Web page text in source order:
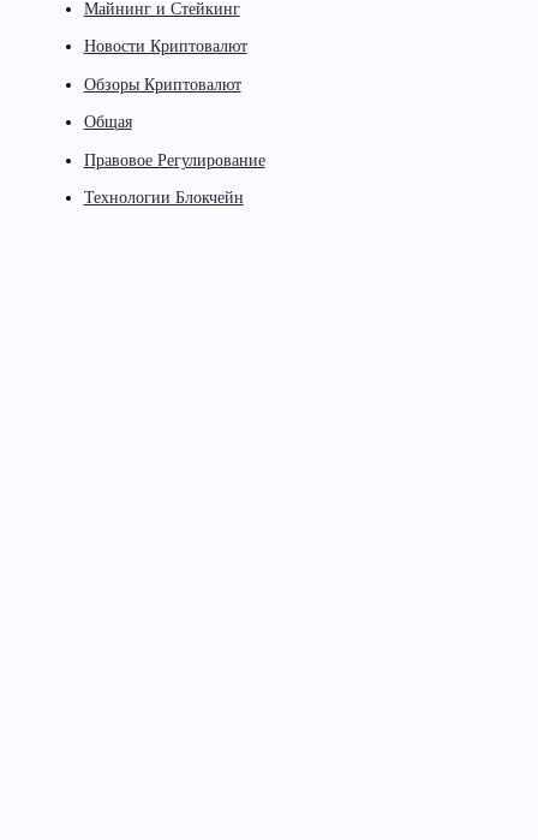
Майнинг и Стейкинг
Новости Криптовалют
Обзоры Криптовалют
Общая
Правовое Регулирование
Технологии Блокчейн